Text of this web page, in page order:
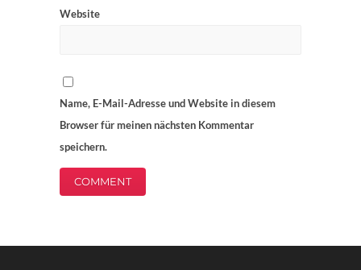
Website
Name, E-Mail-Adresse und Website in diesem
Browser für meinen nächsten Kommentar
speichern.